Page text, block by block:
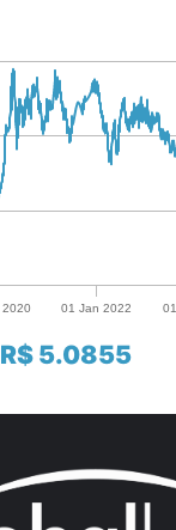
R$ 5.0855